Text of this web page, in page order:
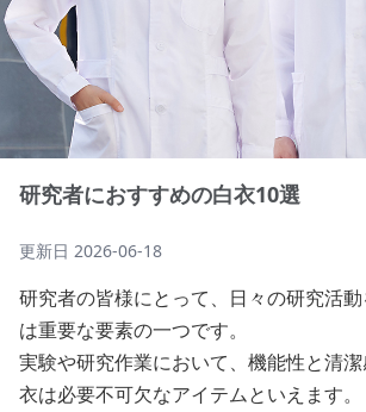
研究者におすすめの白衣10選
更新日 2026-06-18
研究者の皆様にとって、日々の研究活
は重要な要素の一つです。
実験や研究作業において、機能性と清
衣は必要不可欠なアイテムといえます。